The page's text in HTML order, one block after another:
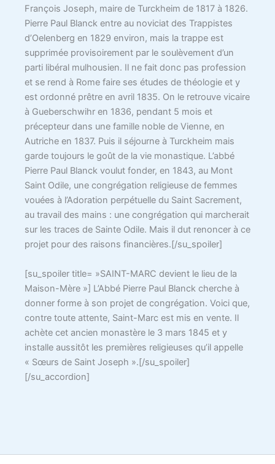
François Joseph, maire de Turckheim de 1817 à 1826.
Pierre Paul Blanck entre au noviciat des Trappistes
d’Oelenberg en 1829 environ, mais la trappe est
supprimée provisoirement par le soulèvement d’un
parti libéral mulhousien. Il ne fait donc pas profession
et se rend à Rome faire ses études de théologie et y
est ordonné prêtre en avril 1835. On le retrouve vicaire
à Gueberschwihr en 1836, pendant 5 mois et
précepteur dans une famille noble de Vienne, en
Autriche en 1837. Puis il séjourne à Turckheim mais
garde toujours le goût de la vie monastique. L’abbé
Pierre Paul Blanck voulut fonder, en 1843, au Mont
Saint Odile, une congrégation religieuse de femmes
vouées à l’Adoration perpétuelle du Saint Sacrement,
au travail des mains : une congrégation qui marcherait
sur les traces de Sainte Odile. Mais il dut renoncer à ce
projet pour des raisons financières.[/su_spoiler]
[su_spoiler title= »SAINT-MARC devient le lieu de la
Maison-Mère »] L’Abbé Pierre Paul Blanck cherche à
donner forme à son projet de congrégation. Voici que,
contre toute attente, Saint-Marc est mis en vente. Il
achète cet ancien monastère le 3 mars 1845 et y
installe aussitôt les premières religieuses qu’il appelle
« Sœurs de Saint Joseph ».[/su_spoiler]
[/su_accordion]